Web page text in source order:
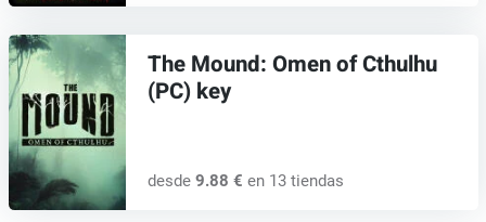
The Mound: Omen of Cthulhu
(PC) key
desde 9.88 € en 13 tiendas